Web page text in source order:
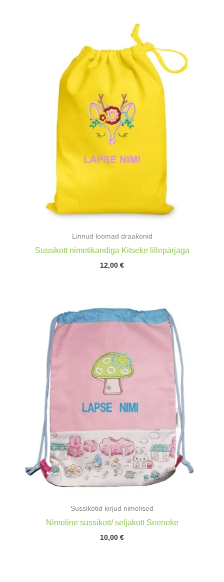
Linnud loomad draakonid
Sussikott nimetikandiga Kitseke lillepärjaga
12,00 €
Sussikotid kirjud nimelised
Nimeline sussikott/ seljakott Seeneke
10,00 €